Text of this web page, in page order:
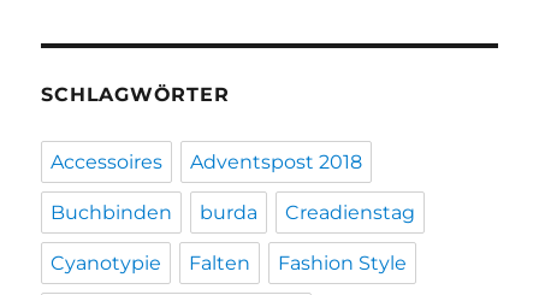
SCHLAGWÖRTER
Accessoires Adventspost 2018
Buchbinden burda Creadienstag
Cyanotypie Falten Fashion Style